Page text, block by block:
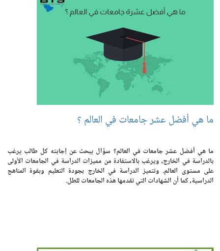
ما هي أفضل عشر جامعات في العالم ؟
ما هي أفضل عشر جامعات في العالم؟ سؤال يبحث عن إجابته كل طالب يرغب
بالدراسة في الخارج، ويرغب بالاستفادة من مميزات الدراسة في الجامعات الأولى
على مستوى العالم. وتتميز الدراسة في الخارج بجودة التعليم وبقوة المناهج
الدراسية، كما أن الشهادات التي تقدمها هذه الجامعات للطل.